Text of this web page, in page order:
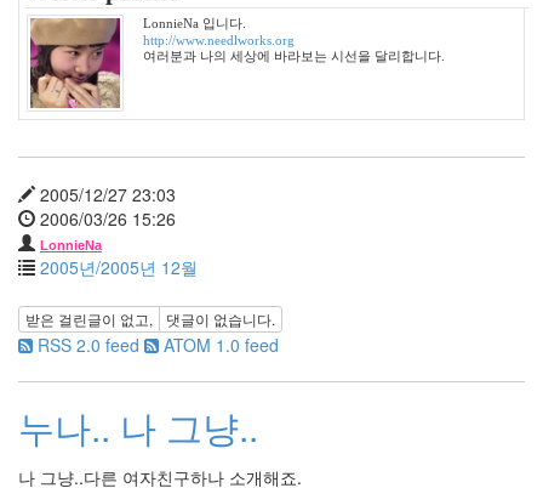
LonnieNa 입니다.
http://www.needlworks.org
여러분과 나의 세상에 바라보는 시선을 달리합니다.
2005/12/27 23:03
2006/03/26 15:26
LonnieNa
2005년/2005년 12월
받은 걸린글이 없고, 댓글이 없습니다.
RSS 2.0 feed ATOM 1.0 feed
누나.. 나 그냥..
나 그냥..다른 여자친구하나 소개해죠.
년
2
월
7
2008
3
6
2008
년
4
4
2008
월
3
2008